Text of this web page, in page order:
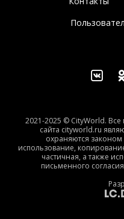
2021-2025 © CityWorld.
сайта cityworld.ru
охраняются
использование,
частичная, а также
письменного